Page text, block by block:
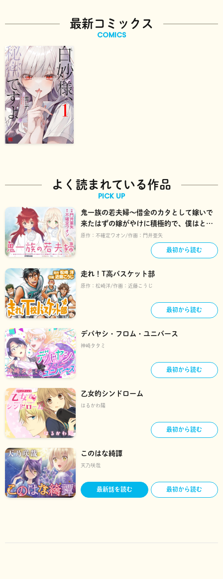
最新コミックス
COMICS
よく読まれている作品
PICK UP
鬼一族の若夫婦～借金のカタとして嫁いで
来たはずの嫁がやけに積極的で、僕はとっ
ても困っている～
原作： 不確定ワオン 作画： 門井亜矢
最初から読む
走れ！T高バスケット部
原作： 松崎洋 作画： 近藤こうじ
最初から読む
デバヤシ・フロム・ユニバース
神崎タタミ
最初から読む
乙女的シンドローム
はるかわ陽
最初から読む
このはな綺譚
天乃咲哉
最新話を読む 最初から読む